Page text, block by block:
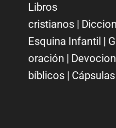
Libros
cristianos |
Esquina Infantil |
oración |
bíblicos |